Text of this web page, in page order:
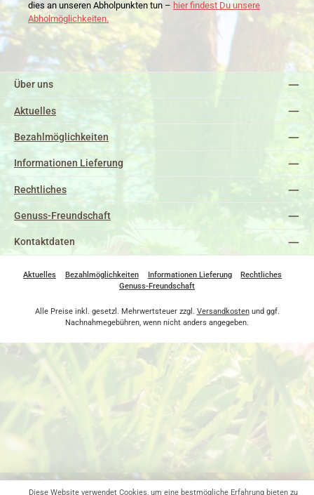
dies an unseren Abholpunkten tun – hier findest Du unsere
Abholmöglichkeiten.
Über uns
Aktuelles
Bezahlmöglichkeiten
Informationen Lieferung
Rechtliches
Genuss-Freundschaft
Kontaktdaten
Aktuelles Bezahlmöglichkeiten Informationen Lieferung
Rechtliches
Genuss-Freundschaft
Alle Preise inkl. gesetzl. Mehrwertsteuer zzgl. Versandkostenund ggf.
Nachnahmegebühren, wenn nicht anders angegeben.
Diese Website verwendet Cookies, um eine bestmögliche Erfahrung bieten zu